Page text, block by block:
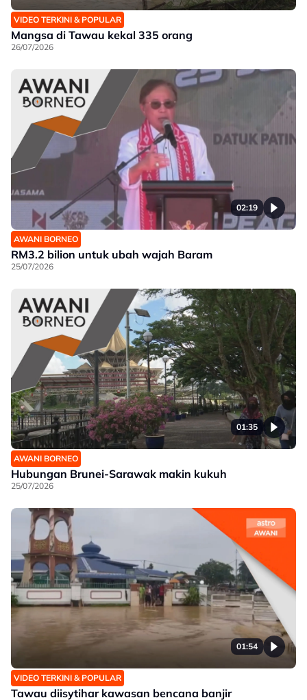
VIDEO TERKINI & POPULAR
Mangsa di Tawau kekal 335 orang
26/07/2026
02:19
AWANI BORNEO
RM3.2 bilion untuk ubah wajah Baram
25/07/2026
01:35
AWANI BORNEO
Hubungan Brunei-Sarawak makin kukuh
25/07/2026
01:54
VIDEO TERKINI & POPULAR
Tawau diisytihar kawasan bencana banjir